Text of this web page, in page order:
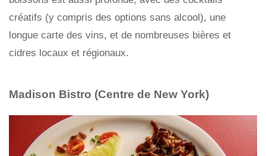
créatifs (y compris des options sans alcool), une
longue carte des vins, et de nombreuses bières et
cidres locaux et régionaux.
Madison Bistro (Centre de New York)